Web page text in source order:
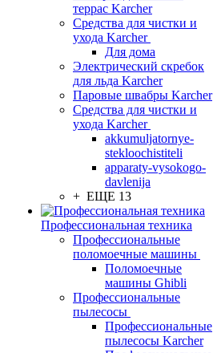
террас Karcher
Средства для чистки и
ухода Karcher
Для дома
Электрический скребок
для льда Karcher
Паровые швабры Karcher
Средства для чистки и
ухода Karcher
akkumuljatornye-
stekloochistiteli
apparaty-vysokogo-
davlenija
+ ЕЩЕ 13
Профессиональная техника
Профессиональные
поломоечные машины
Поломоечные
машины Ghibli
Профессиональные
пылесосы
Профессиональные
пылесосы Karcher